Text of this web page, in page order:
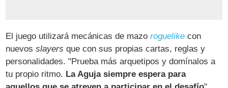
El juego utilizará mecánicas de mazoroguelike con
nuevosslayers que con sus propias cartas, reglas y
personalidades. "Prueba más arquetipos y domínalos a
tu propio ritmo. La Aguja siempre espera para